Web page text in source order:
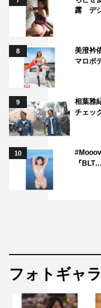
露 デ
8
美澄衿
マロボ
9
相葉雅
チェッ
10
『BLT…
フォトギャ